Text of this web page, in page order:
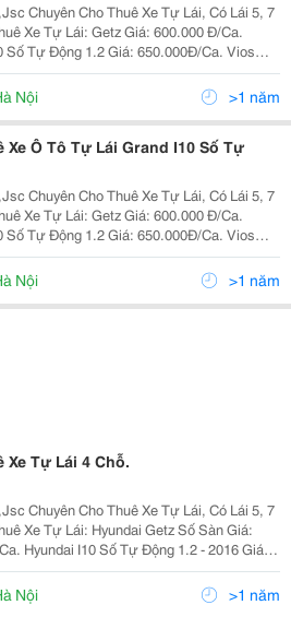
Chuyên Cho Thuê Xe Tự Lái, Có Lái 5, 7
Tự Động 1.2 Giá: 650.000Đ/Ca. Vios
Đ/Ca. Vios E 2010 Giá: 800.000
G 2008
Nội >1 năm
Xe Ô Tô Tự Lái Grand I10 Số Tự
Chuyên Cho Thuê Xe Tự Lái, Có Lái 5, 7
Tự Động 1.2 Giá: 650.000Đ/Ca. Vios
Đ/Ca. Vios E 2010 Giá: 800.000
G 2008 Giá:
Nội >1 năm
Xe Tự Lái 4 Chỗ.
Chuyên Cho Thuê Xe Tự Lái, Có Lái 5, 7
2016 Giá:
2018 Giá:
650.000Đ/Ca. Hyundai Accen
Nội >1 năm